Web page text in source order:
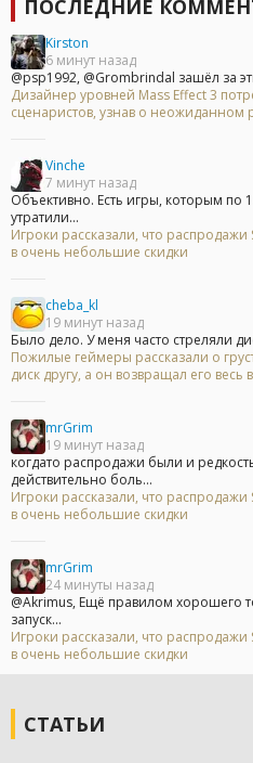
ПОСЛЕДНИЕ
Kirston
6 минут назад
@psp1992, @Grombrindal зашёл за
Дизайнер уровней Mass Effect 3
сценаристов, узнав о
Vinche
7 минут назад
Объективно. Есть игры, которым по
утратили...
Игроки рассказали, что
в очень небольшие скидки
cheba_kl
19 минут назад
Было дело. У меня часто стреляли
Пожилые геймеры рассказали о
диск другу, а он возвращал его весь
mrGrim
19 минут назад
когдато распродажи были и
действительно боль...
Игроки рассказали, что
в очень небольшие скидки
mrGrim
24 минуты назад
@Akrimus, Ещё правилом хорошего
запуск...
Игроки рассказали, что
в очень небольшие скидки
СТАТЬИ